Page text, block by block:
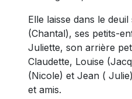
Elle laisse dans le
(Chantal), ses petits-
Juliette, son arrière
Claudette, Louise
(Nicole) et Jean (
et amis.